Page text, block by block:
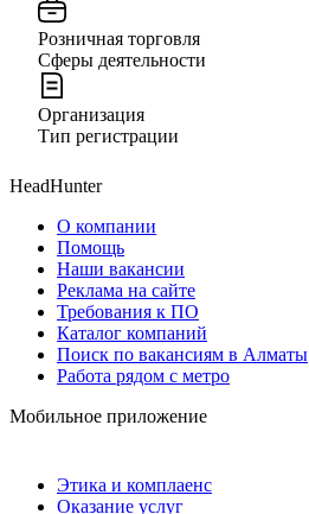
Розничная торговля
Сферы деятельности
Организация
Тип регистрации
HeadHunter
О компании
Помощь
Наши вакансии
Реклама на сайте
Требования к ПО
Каталог компаний
Поиск по вакансиям в Алматы
Работа рядом с метро
Мобильное приложение
Этика и комплаенс
Оказание услуг